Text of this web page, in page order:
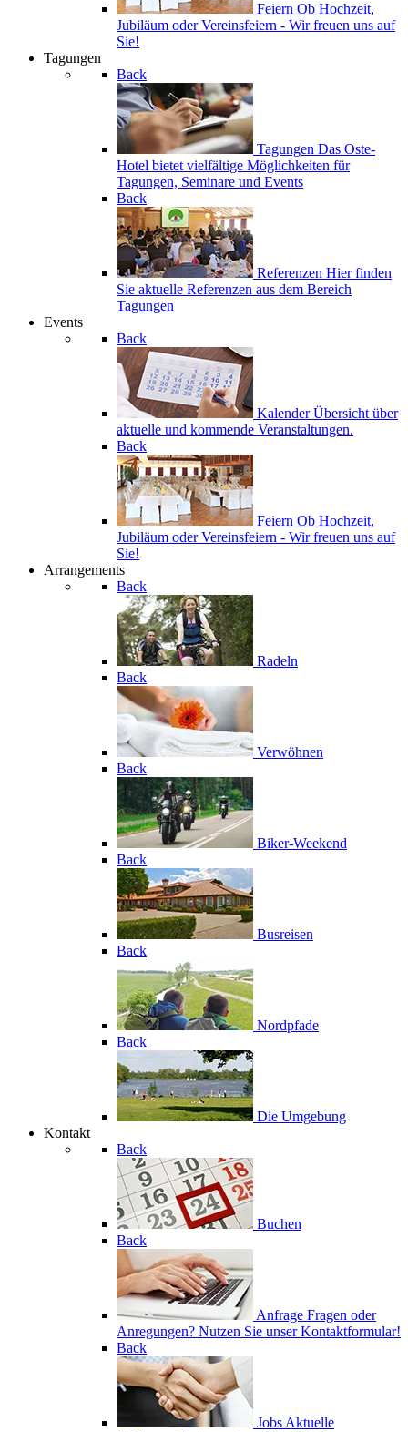
Feiern Ob Hochzeit,
Jubiläum oder Vereinsfeiern - Wir freuen uns auf
Sie!
Tagungen
Back
Tagungen Das Oste-
Hotel bietet vielfältige Möglichkeiten für
Tagungen, Seminare und Events
Back
Referenzen Hier finden
Sie aktuelle Referenzen aus dem Bereich
Tagungen
Events
Back
Kalender Übersicht über
aktuelle und kommende Veranstaltungen.
Back
Feiern Ob Hochzeit,
Jubiläum oder Vereinsfeiern - Wir freuen uns auf
Sie!
Arrangements
Back
Radeln
Back
Verwöhnen
Back
Biker-Weekend
Back
Busreisen
Back
Nordpfade
Back
Die Umgebung
Kontakt
Back
Buchen
Back
Anfrage Fragen oder
Anregungen? Nutzen Sie unser Kontaktformular!
Back
Jobs Aktuelle